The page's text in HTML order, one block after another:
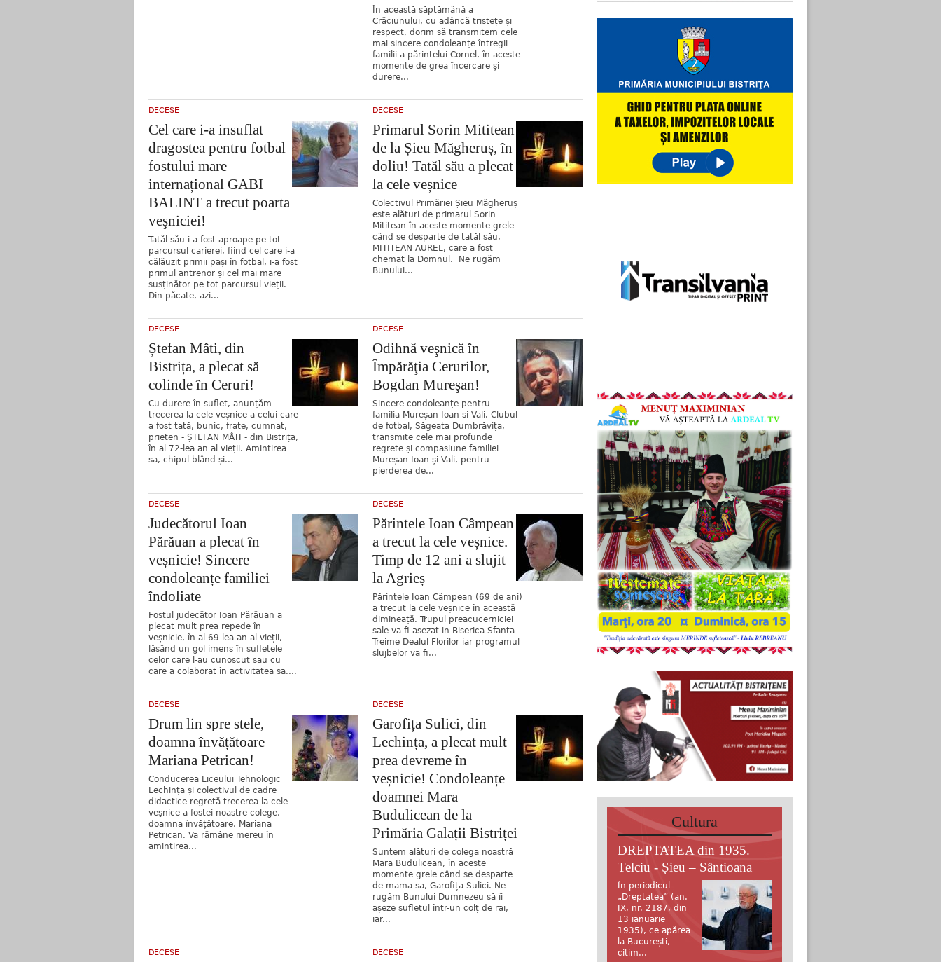
În această săptămână a
Crăciunului, cu adâncă tristețe și
respect, dorim să transmitem cele
mai sincere condoleanțe întregii
familii a părintelui Cornel, în aceste
momente de grea încercare și
durere...
DECESE
Cel care i-a insuflat
dragostea pentru fotbal
fostului mare
internațional GABI
BALINT a trecut poarta
veşniciei!
Tatăl său i-a fost aproape pe tot
parcursul carierei, fiind cel care i-a
călăuzit primii pași în fotbal, i-a fost
primul antrenor și cel mai mare
susținător pe tot parcursul vieții.
Din păcate, azi...
DECESE
Primarul Sorin Mititean
de la Șieu Măgheruș, în
doliu! Tatăl său a plecat
la cele veșnice
Colectivul Primăriei Șieu Măgheruș
este alături de primarul Sorin
Mititean în aceste momente grele
când se desparte de tatăl său,
MITITEAN AUREL, care a fost
chemat la Domnul. Ne rugăm
Bunului...
DECESE
Ștefan Mâti, din
Bistrița, a plecat să
colinde în Ceruri!
Cu durere în suflet, anunțăm
trecerea la cele veșnice a celui care
a fost tată, bunic, frate, cumnat,
prieten - ȘTEFAN MÂTI - din Bistrița,
în al 72-lea an al vieții. Amintirea
sa, chipul blând și...
DECESE
Odihnă veşnică în
Împărăţia Cerurilor,
Bogdan Mureşan!
Sincere condoleanțe pentru
familia Mureșan Ioan si Vali. Clubul
de fotbal, Săgeata Dumbrăvița,
transmite cele mai profunde
regrete și compasiune familiei
Mureșan Ioan și Vali, pentru
pierderea de...
DECESE
Judecătorul Ioan
Părăuan a plecat în
veșnicie! Sincere
condoleanțe familiei
îndoliate
Fostul judecător Ioan Părăuan a
plecat mult prea repede în
veșnicie, în al 69-lea an al vieții,
lăsând un gol imens în sufletele
celor care l-au cunoscut sau cu
care a colaborat în activitatea sa....
DECESE
Părintele Ioan Câmpean
a trecut la cele veșnice.
Timp de 12 ani a slujit
la Agrieș
Părintele Ioan Câmpean (69 de ani)
a trecut la cele veșnice în această
dimineață. Trupul preacucerniciei
sale va fi asezat in Biserica Sfanta
Treime Dealul Florilor iar programul
slujbelor va fi...
DECESE
Drum lin spre stele,
doamna învățătoare
Mariana Petrican!
Conducerea Liceului Tehnologic
Lechința și colectivul de cadre
didactice regretă trecerea la cele
veşnice a fostei noastre colege,
doamna învățătoare, Mariana
Petrican. Va rămâne mereu în
amintirea...
DECESE
Garofița Sulici, din
Lechința, a plecat mult
prea devreme în
veșnicie! Condoleanțe
doamnei Mara
Budulicean de la
Primăria Galații Bistriței
Suntem alături de colega noastră
Mara Budulicean, în aceste
momente grele când se desparte
de mama sa, Garofița Sulici. Ne
rugăm Bunului Dumnezeu să îi
așeze sufletul într-un colț de rai,
iar...
DECESE DECESE
Cultura
DREPTATEA din 1935.
Telciu - Șieu – Sântioana
În periodicul
„Dreptatea” (an.
IX, nr. 2187, din
13 ianuarie
1935), ce apărea
la București,
citim...